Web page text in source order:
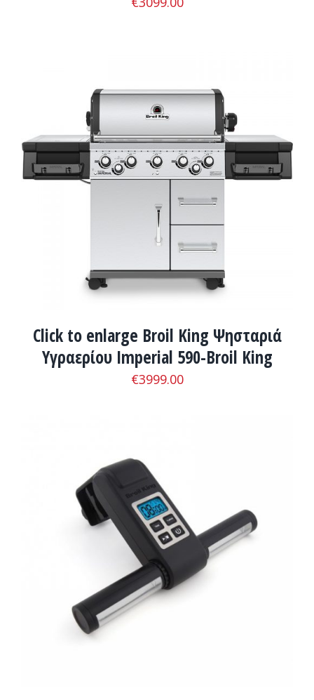
ADD TO CART / ΛΕΠΤΟΜΈΡΕΙΕΣ
Click to enlarge Broil King Ψησταριά
Υγραερίου Imperial 590-Broil King
€3999.00
ΛΕΠΤΟΜΈΡΕΙΕΣ